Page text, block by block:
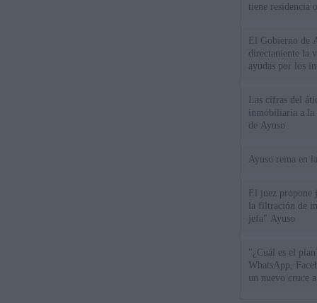
tiene residencia
El Gobierno de
directamente la
ayudas por los
Las cifras del
inmobiliaria a la
de Ayuso
Ayuso reina en
El juez propone
la filtración de
jefa" Ayuso
"¿Cuál es el
WhatsApp,
un nuevo cruce